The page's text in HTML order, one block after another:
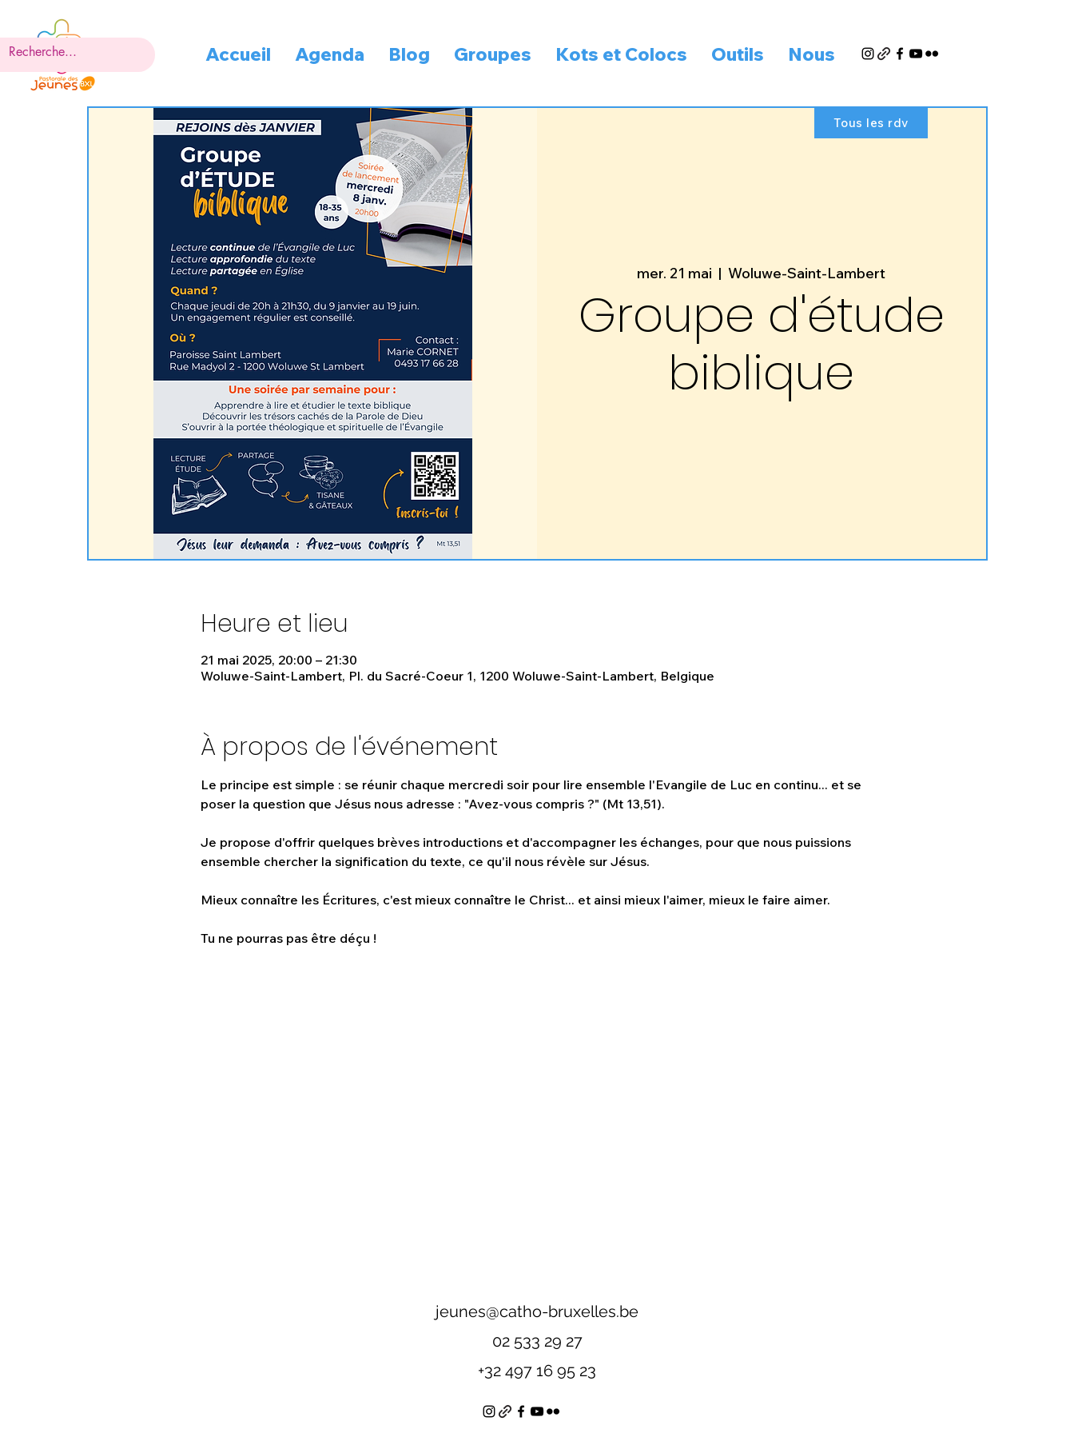
Accueil Agenda Blog Groupes Kots et Colocs Outils Nous
mer. 21 mai
  |
Woluwe-Saint-Lambert
Groupe d'étude
biblique
Heure et lieu
21 mai 2025, 20:00 – 21:30
Woluwe-Saint-Lambert, Pl. du Sacré-Coeur 1, 1200 Woluwe-Saint-Lambert, Belgique
À propos de l'événement
Le principe est simple : se réunir chaque mercredi soir pour lire ensemble l'Evangile de Luc en continu... et se
poser la question que Jésus nous adresse : "Avez-vous compris ?" (Mt 13,51).
Je propose d'offrir quelques brèves introductions et d'accompagner les échanges, pour que nous puissions
ensemble chercher la signification du texte, ce qu'il nous révèle sur Jésus.
Mieux connaître les Écritures, c'est mieux connaître le Christ... et ainsi mieux l'aimer, mieux le faire aimer.
Tu ne pourras pas être déçu !
Tous les rdv
jeunes@catho-bruxelles.be
02 533 29 27
+32 497 16 95 23